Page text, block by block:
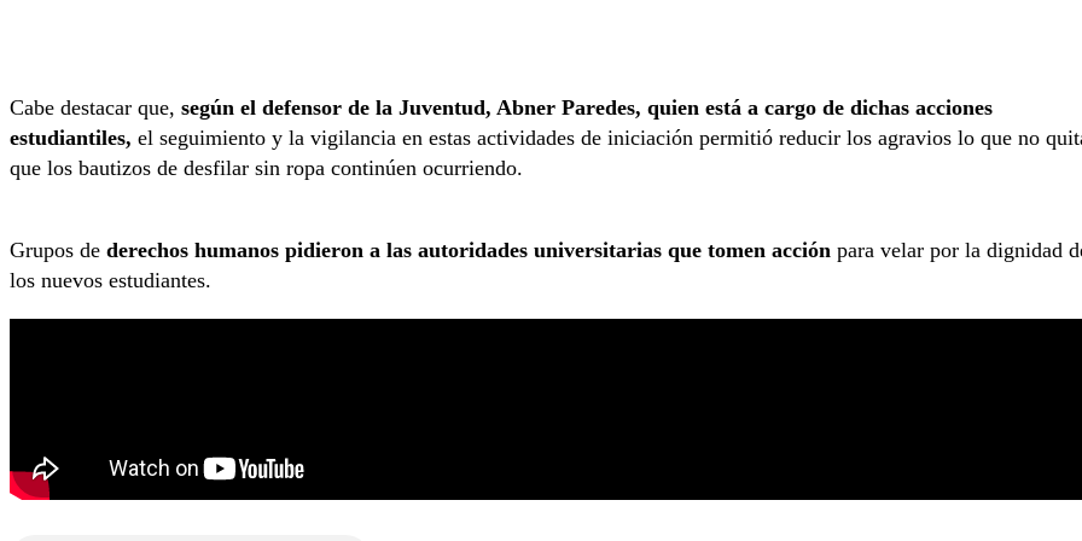
Cabe destacar que, según el defensor de la Juventud, Abner Paredes, quien está a cargo de dichas acciones
estudiantiles, el seguimiento y la vigilancia en estas actividades de iniciación permitió reducir los agravios lo que no
que los bautizos de desfilar sin ropa continúen ocurriendo.
Grupos de derechos humanos pidieron a las autoridades universitarias que tomen acción para velar por la dignidad
los nuevos estudiantes.